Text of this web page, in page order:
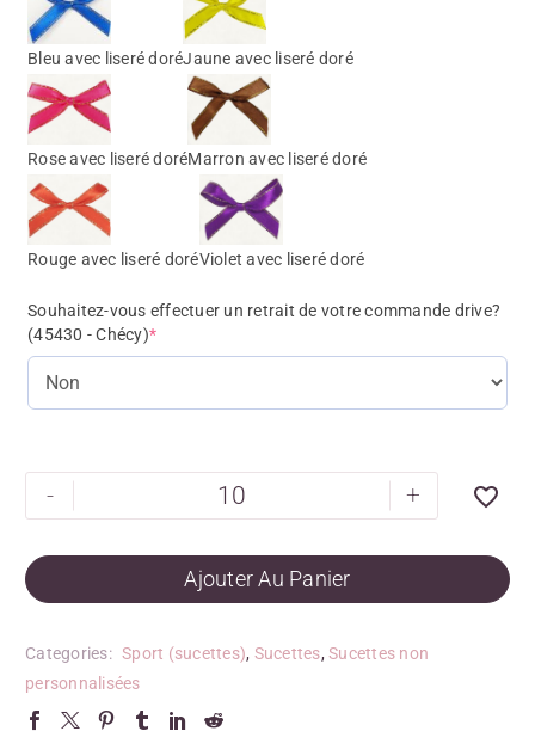
Bleu avec liseré doréJaune avec liseré doré
Rose avec liseré doréMarron avec liseré doré
Rouge avec liseré doréViolet avec liseré doré
Souhaitez-vous effectuer un retrait de votre commande drive?
(45430 - Chécy)*
- +
Ajouter Au Panier
Categories: Sport (sucettes), Sucettes, Sucettes non
personnalisées